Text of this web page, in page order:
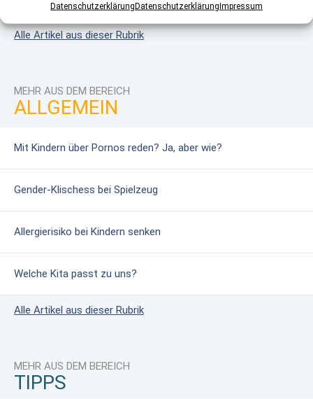
DatenschutzerklärungDatenschutzerklärungImpressum
Alle Artikel aus dieser Rubrik
MEHR AUS DEM BEREICH
ALLGEMEIN
Mit Kindern über Pornos reden? Ja, aber wie?
Gender-Klischess bei Spielzeug
Allergierisiko bei Kindern senken
Welche Kita passt zu uns?
Alle Artikel aus dieser Rubrik
MEHR AUS DEM BEREICH
TIPPS